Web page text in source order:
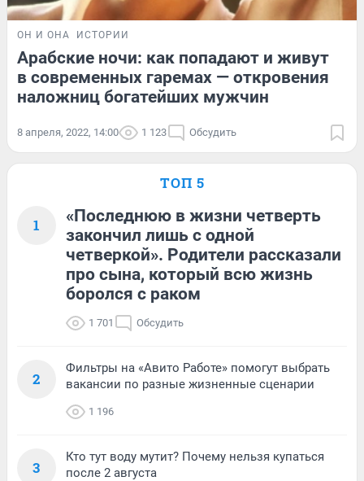
ОН И ОНА ИСТОРИИ
Арабские ночи: как попадают и живут
в современных гаремах — откровения
наложниц богатейших мужчин
8 апреля, 2022, 14:00 1 123 Обсудить
ТОП 5
1
«Последнюю в жизни четверть
закончил лишь с одной
четверкой». Родители рассказали
про сына, который всю жизнь
боролся с раком
1 701 Обсудить
2
Фильтры на «Авито Работе» помогут выбрать
вакансии по разные жизненные сценарии
1 196
3
Кто тут воду мутит? Почему нельзя купаться
после 2 августа